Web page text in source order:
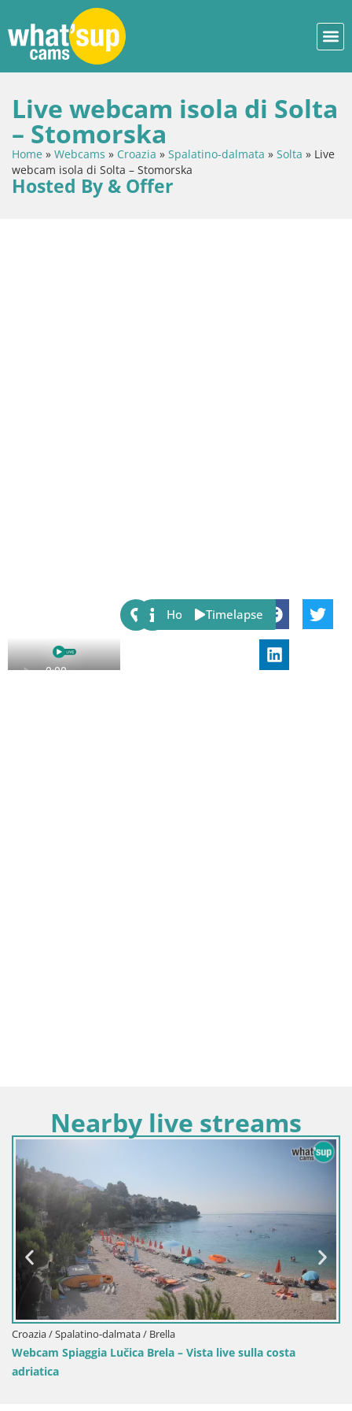
Live webcam isola di Solta
– Stomorska
Home » Webcams » Croazia » Spalatino-dalmata » Solta » Live
webcam isola di Solta – Stomorska
Hosted By & Offer
Share:
Host Timelapse
Nearby live streams
dalmata / Brella
Lučica Brela – Vista live sulla costa